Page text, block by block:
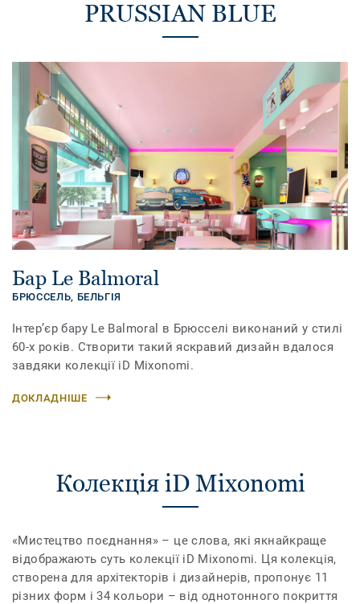
PRUSSIAN BLUE
Бар Le Balmoral
БРЮССЕЛЬ, БЕЛЬГІЯ
Інтер’єр бару Le Balmoral в Брюсселі виконаний у стилі
60-х років. Створити такий яскравий дизайн вдалося
завдяки колекції iD Mixonomi.
ДОКЛАДНІШЕ
Колекція iD Mixonomi
«Мистецтво поєднання» – це слова, які якнайкраще
відображають суть колекції iD Mixonomi. Ця колекція,
створена для архітекторів і дизайнерів, пропонує 11
різних форм і 34 кольори – від однотонного покриття